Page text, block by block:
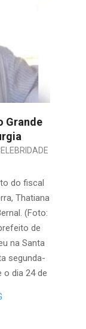
Grande
do fiscal
Thatiana
(Foto:
de
na Santa
segunda-
o dia 24 de